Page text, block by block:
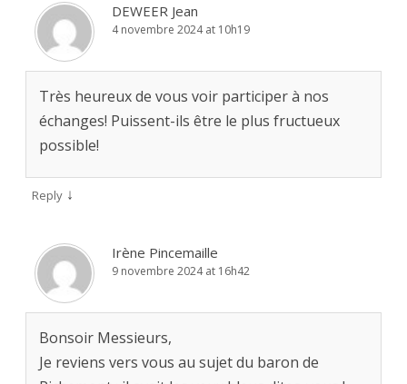
DEWEER Jean
4 novembre 2024 at 10h19
Très heureux de vous voir participer à nos
échanges! Puissent-ils être le plus fructueux
possible!
Reply ↓
Irène Pincemaille
9 novembre 2024 at 16h42
Bonsoir Messieurs,
Je reviens vers vous au sujet du baron de